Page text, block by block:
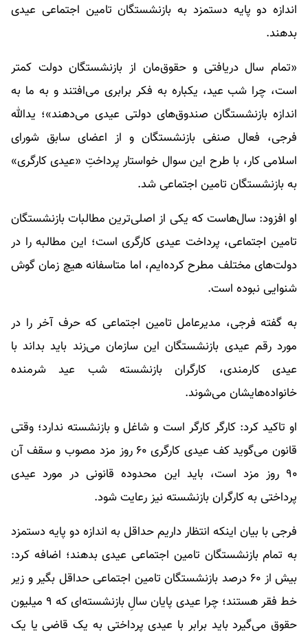
اندازه دو پایه دستمزد به بازنشستگان تامین اجتماعی عیدی
بدهند.
«تمام سال دریافتی و حقوق‌مان از بازنشستگان دولت کمتر
است، چرا شب عید، یکباره به فکر برابری می‌افتند و به ما به
اندازه بازنشستگان صندوق‌های دولتی عیدی می‌دهند»؛ یدالله
فرجی، فعال صنفی بازنشستگان و از اعضای سابق شورای
اسلامی کار، با طرح این سوال خواستار پرداختِ «عیدی کارگری»
به بازنشستگان تامین اجتماعی شد.
او افزود: سال‌هاست که یکی از اصلی‌ترین مطالبات بازنشستگان
تامین اجتماعی، پرداخت عیدی کارگری است؛ این مطالبه را در
دولت‌های مختلف مطرح کرده‌ایم، اما متاسفانه هیچ زمان گوش
شنوایی نبوده است.
به گفته فرجی، مدیرعامل تامین اجتماعی که حرف آخر را در
مورد رقم عیدی بازنشستگان این سازمان می‌زند باید بداند با
عیدی کارمندی، کارگران بازنشسته شب عید شرمنده
خانواده‌هایشان می‌شوند.
او تاکید کرد: کارگر کارگر است و شاغل و بازنشسته ندارد؛ وقتی
قانون می‌گوید کف عیدی کارگری ۶۰ روز مزد مصوب و سقف آن
۹۰ روز مزد است، باید این محدوده قانونی در مورد عیدی
پرداختی به کارگران بازنشسته نیز رعایت شود.
فرجی با بیان اینکه انتظار داریم حداقل به اندازه دو پایه دستمزد
به تمام بازنشستگان تامین اجتماعی عیدی بدهند؛ اضافه کرد:
بیش از ۶۰ درصد بازنشستگان تامین اجتماعی حداقل بگیر و زیر
خط فقر هستند؛ چرا عیدی پایان سالِ بازنشسته‌ای که ۹ میلیون
حقوق می‌گیرد باید برابر با عیدی پرداختی به یک قاضی یا یک